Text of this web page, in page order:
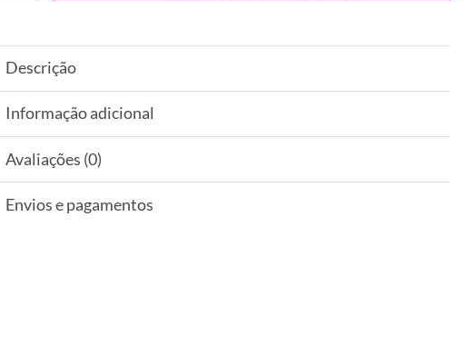
Descrição
Informação adicional
Avaliações (0)
Envios e pagamentos